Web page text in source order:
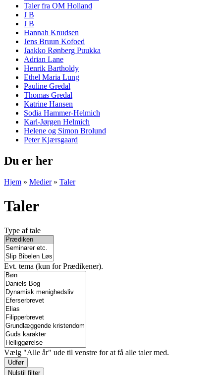
Taler fra OM Holland
J B
J B
Hannah Knudsen
Jens Bruun Kofoed
Jaakko Rønberg Puukka
Adrian Lane
Henrik Bartholdy
Ethel Maria Lung
Pauline Gredal
Thomas Gredal
Katrine Hansen
Sodia Hammer-Helmich
Karl-Jørgen Helmich
Helene og Simon Brolund
Peter Kjærsgaard
Du er her
Hjem » Medier» Taler
Taler
Type af tale
Evt. tema (kun for Prædikener).
Vælg "Alle år" ude til venstre for at få alle taler med.